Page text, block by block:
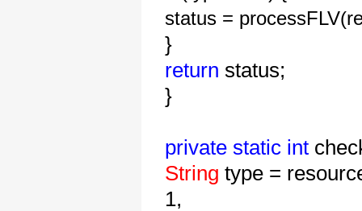
status =
}
return status;
}
private static int
String type =
1,